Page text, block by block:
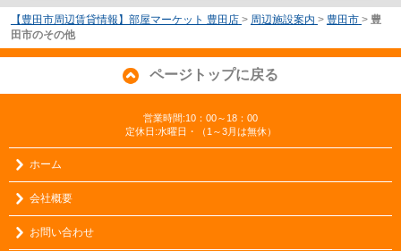
【豊田市周辺賃貸情報】部屋マーケット 豊田店 > 周辺施設案内 > 豊田市 > 豊
田市のその他
ページトップに戻る
営業時間:10：00～18：00
定休日:水曜日・（1～3月は無休）
ホーム
会社概要
お問い合わせ